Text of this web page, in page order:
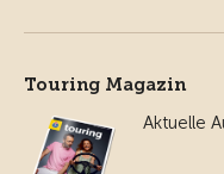
Touring Magazin
Aktuelle